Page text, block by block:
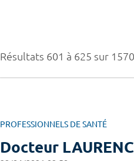
Résultats 601 à 625 sur
PROFESSIONNELS DE SANTÉ
Docteur